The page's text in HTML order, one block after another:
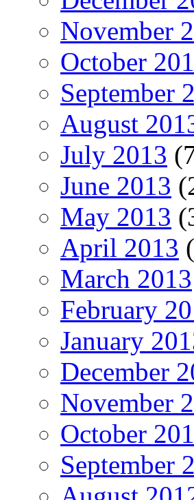
November
October
September
August
July 2013
June 2013
May 2013
April 2013
March 2013
February
January
December
November
October
September